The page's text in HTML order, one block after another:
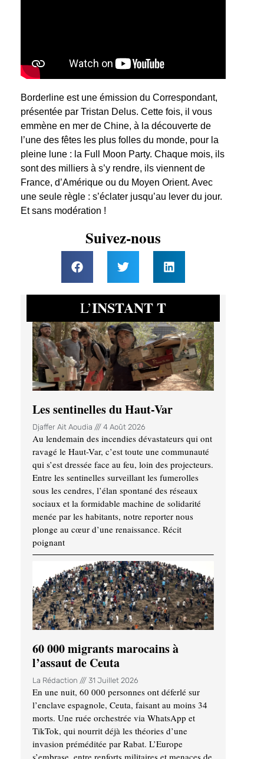
Borderline est une émission du Correspondant,
présentée par Tristan Delus. Cette fois, il vous
emmène en mer de Chine, à la découverte de
l’une des fêtes les plus folles du monde, pour la
pleine lune : la Full Moon Party. Chaque mois, ils
sont des milliers à s’y rendre, ils viennent de
France, d’Amérique ou du Moyen Orient. Avec
une seule règle : s’éclater jusqu’au lever du jour.
Et sans modération !
Suivez-nous
L’INSTANT T
Les sentinelles du Haut-Var
Djaffer Ait Aoudia 4 Août 2026
Au lendemain des incendies dévastateurs qui ont
ravagé le Haut-Var, c’est toute une communauté
qui s’est dressée face au feu, loin des projecteurs.
Entre les sentinelles surveillant les fumerolles
sous les cendres, l’élan spontané des réseaux
sociaux et la formidable machine de solidarité
menée par les habitants, notre reporter nous
plonge au cœur d’une renaissance. Récit
poignant
60 000 migrants marocains à
l’assaut de Ceuta
La Rédaction 31 Juillet 2026
En une nuit, 60 000 personnes ont déferlé sur
l’enclave espagnole, Ceuta, faisant au moins 34
morts. Une ruée orchestrée via WhatsApp et
TikTok, qui nourrit déjà les théories d’une
invasion préméditée par Rabat. L’Europe